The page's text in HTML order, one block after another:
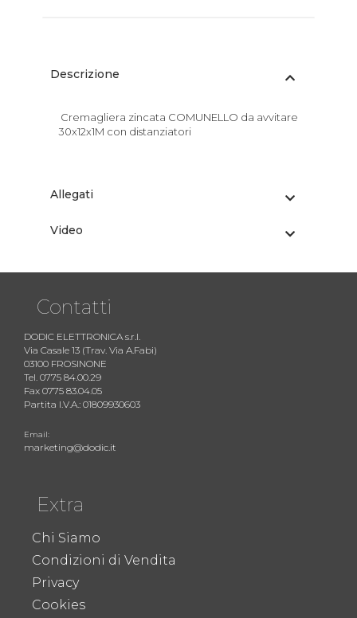
Descrizione
Cremagliera zincata COMUNELLO da avvitare
30x12x1M con distanziatori
Allegati
Video
Contatti
DODIC ELETTRONICA s.r.l.
Via Casale 13 (Trav. Via A.Fabi)
03100 FROSINONE
Tel. 0775 84.00.29
Fax 0775 83.04.05
Partita I.V.A.: 01809930603
Email:
marketing@dodic.it
Extra
Chi Siamo
Condizioni di Vendita
Privacy
Cookies